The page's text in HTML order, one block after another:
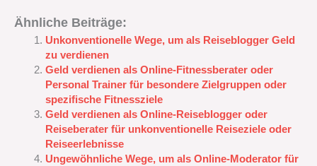
Ähnliche Beiträge:
Unkonventionelle Wege, um als Reiseblogger Geld
zu verdienen
Geld verdienen als Online-Fitnessberater oder
Personal Trainer für besondere Zielgruppen oder
spezifische Fitnessziele
Geld verdienen als Online-Reiseblogger oder
Reiseberater für unkonventionelle Reiseziele oder
Reiseerlebnisse
Ungewöhnliche Wege, um als Online-Moderator für